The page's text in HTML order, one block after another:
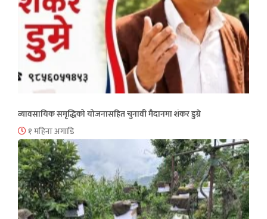
व्यावसायिक समृद्धिको योजनासहित चुनावी मैदानमा शंकर डुम्रे
१ महिना अगाडि